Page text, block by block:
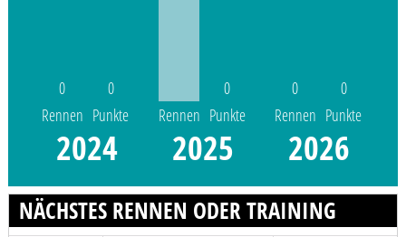
0
Rennen
0
Punkte
2024
Rennen
0
Punkte
2025
0
Rennen
0
Punkte
2026
NÄCHSTES RENNEN ODER TRAINING